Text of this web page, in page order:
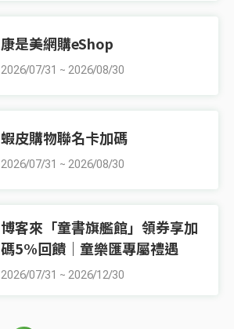
康是美網購eShop
2026/07/31 ~ 2026/08/30
蝦皮購物聯名卡加碼
2026/07/31 ~ 2026/08/30
博客來「童書旗艦館」領券享加
碼5%回饋｜童樂匯專屬禮遇
2026/07/31 ~ 2026/12/30